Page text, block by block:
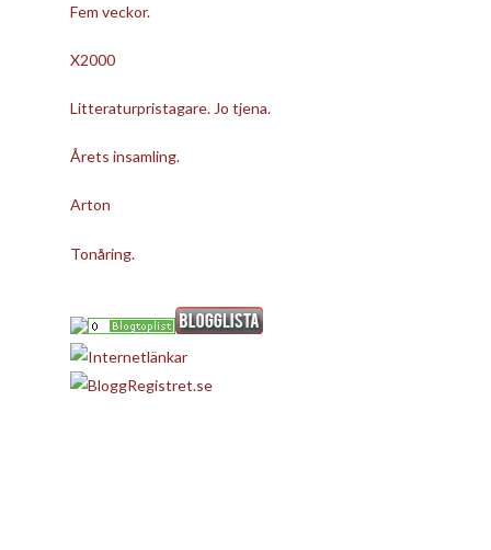
Fem veckor.
X2000
Litteraturpristagare. Jo tjena.
Årets insamling.
Arton
Tonåring.